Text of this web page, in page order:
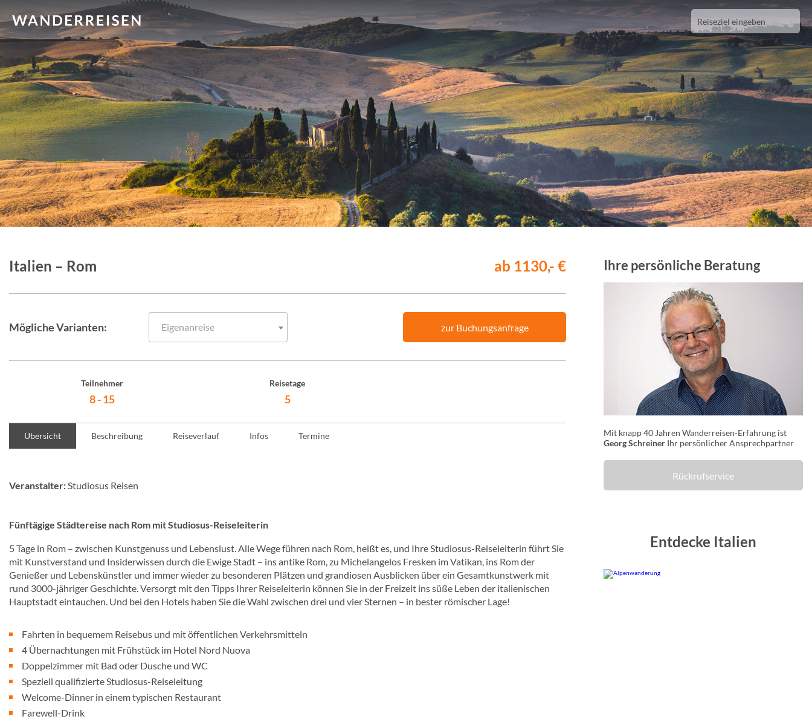
Italien – Rom ab 1130,- €
Mögliche Varianten: Eigenanreise zur Buchungsanfrage
Teilnehmer
8 - 15
Reisetage
5
Übersicht Beschreibung Reiseverlauf Infos Termine
Veranstalter:Studiosus Reisen
Fünftägige Städtereise nach Rom mit Studiosus-Reiseleiterin
5 Tage in Rom – zwischen Kunstgenuss und Lebenslust. Alle Wege führen nach Rom, heißt es, und Ihre Studiosus-Reiseleiterin führt Sie
mit Kunstverstand und Insiderwissen durch die Ewige Stadt – ins antike Rom, zu Michelangelos Fresken im Vatikan, ins Rom der
Genießer und Lebenskünstler und immer wieder zu besonderen Plätzen und grandiosen Ausblicken über ein Gesamtkunstwerk mit
rund 3000-jähriger Geschichte. Versorgt mit den Tipps Ihrer Reiseleiterin können Sie in der Freizeit ins süße Leben der italienischen
Hauptstadt eintauchen. Und bei den Hotels haben Sie die Wahl zwischen drei und vier Sternen – in bester römischer Lage!
Fahrten in bequemem Reisebus und mit öffentlichen Verkehrsmitteln
4 Übernachtungen mit Frühstück im Hotel Nord Nuova
Doppelzimmer mit Bad oder Dusche und WC
Speziell qualifizierte Studiosus-Reiseleitung
Welcome-Dinner in einem typischen Restaurant
Farewell-Drink
Ihre persönliche Beratung
Mit knapp 40 Jahren Wanderreisen-Erfahrung ist
Georg Schreiner Ihr persönlicher Ansprechpartner
Rückrufservice
Entdecke Italien